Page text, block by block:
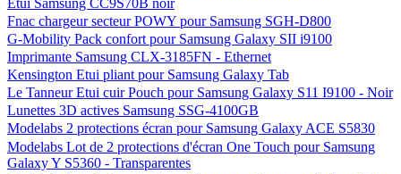
Etui Samsung CC9S70B noir
Fnac chargeur secteur POWY pour Samsung SGH-D800
G-Mobility Pack confort pour Samsung Galaxy SII i9100
Imprimante Samsung CLX-3185FN - Ethernet
Kensington Etui pliant pour Samsung Galaxy Tab
Le Tanneur Etui cuir Pouch pour Samsung Galaxy S11 I9100 - Noir
Lunettes 3D actives Samsung SSG-4100GB
Modelabs 2 protections écran pour Samsung Galaxy ACE S5830
Modelabs Lot de 2 protections d'écran One Touch pour Samsung
Galaxy Y S5360 - Transparentes